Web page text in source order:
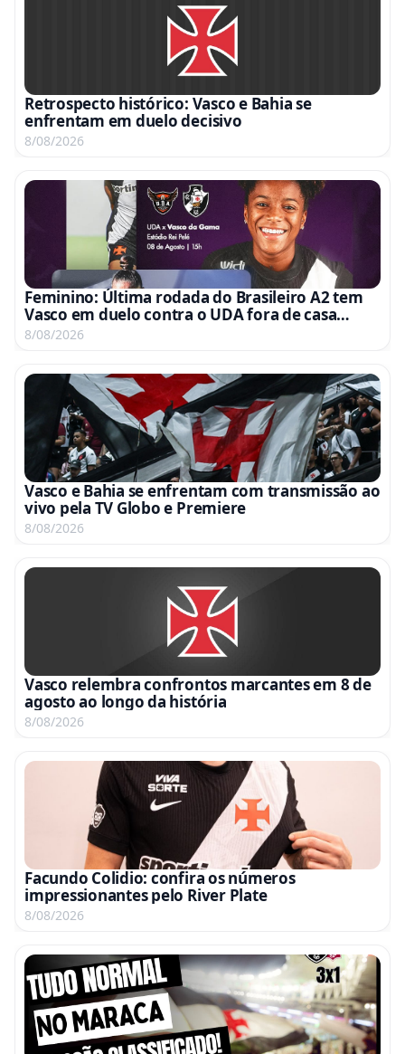
Retrospecto histórico: Vasco e Bahia se
enfrentam em duelo decisivo
8/08/2026
Feminino: Última rodada do Brasileiro A2 tem
Vasco em duelo contra o UDA fora de casa
neste sábado às 15h
8/08/2026
Vasco e Bahia se enfrentam com transmissão ao
vivo pela TV Globo e Premiere
8/08/2026
Vasco relembra confrontos marcantes em 8 de
agosto ao longo da história
8/08/2026
Facundo Colidio: confira os números
impressionantes pelo River Plate
8/08/2026